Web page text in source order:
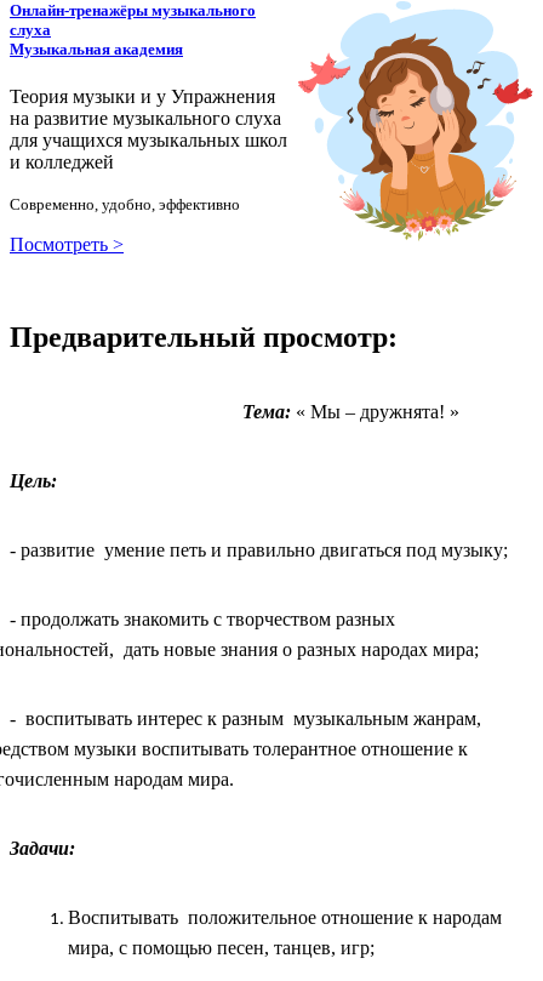
Онлайн-тренажёры музыкального
слуха
Музыкальная академия
Теория музыки и у Упражнения
на развитие музыкального слуха
для учащихся музыкальных школ
и колледжей
Современно, удобно, эффективно
Посмотреть >
Предварительный просмотр:
Тема: « Мы – дружнята! »
Цель:
- развитие умение петь и правильно двигаться под музыку;
- продолжать знакомить с творчеством разных
дать новые знания о разных народах мира;
- воспитывать интерес к разным музыкальным жанрам,
музыки воспитывать толерантное отношение к
народам мира.
Задачи:
Воспитывать положительное отношение к народам
мира, с помощью песен, танцев, игр;